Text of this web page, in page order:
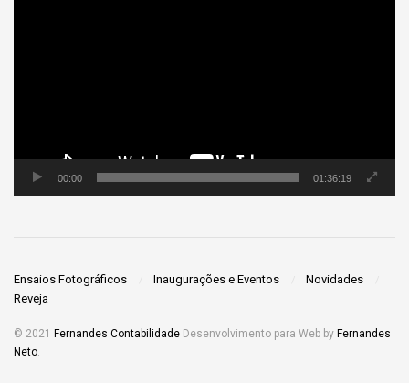
00:00 01:36:19
Ensaios Fotográficos Inaugurações e Eventos
Novidades
Reveja
© 2021 Fernandes Contabilidade Desenvolvimento para Web by Fernandes
Neto.